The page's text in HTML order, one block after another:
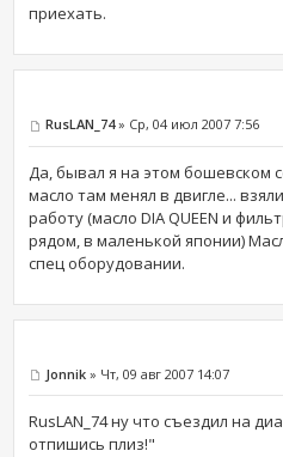
приехать.
RusLAN_74» Ср, 04 июл 2007 7:56
Да, бывал я на этом бошевском
масло там менял в двигле...
работу (масло DIA QUEEN и
рядом, в маленькой японии)
спец оборудовании.
Jonnik » Чт, 09 авг 2007 14:07
RusLAN_74 ну что съездил на
отпишись плиз!"